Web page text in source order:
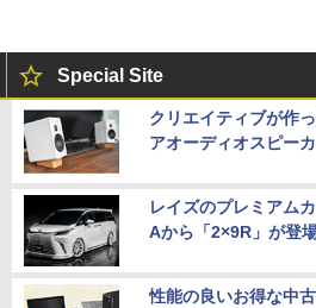
Special Site
クリエイティブが作
アオーディオスピー
レイズのプレミアム
Aから「2×9R」が登場
性能の良いお得な中